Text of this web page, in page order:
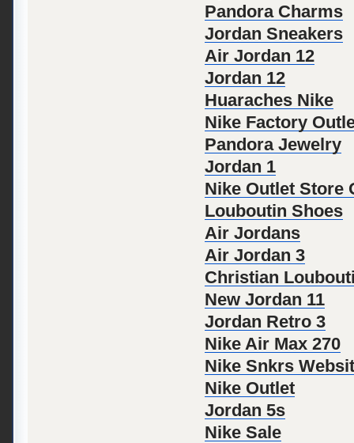
Pandora Charms
Jordan Sneakers
Air Jordan 12
Jordan 12
Huaraches Nike
Nike Factory
Pandora Jewelry
Jordan 1
Nike Outlet Store
Louboutin Shoes
Air Jordans
Air Jordan 3
Christian
New Jordan 11
Jordan Retro 3
Nike Air Max 270
Nike Snkrs
Nike Outlet
Jordan 5s
Nike Sale